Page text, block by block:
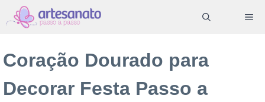
Pular
para
conteúdo
Coração Dourado para
Decorar Festa Passo a